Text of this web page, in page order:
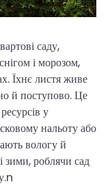
саду,
і морозом,
Їхнє листя живе
й поступово. Це
у
нальоту або
вологу й
зими, роблячи сад